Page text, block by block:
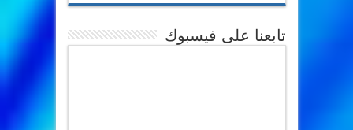
تابعنا على فيسبوك